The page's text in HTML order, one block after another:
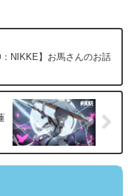
：NIKKE】お馬さんのお話